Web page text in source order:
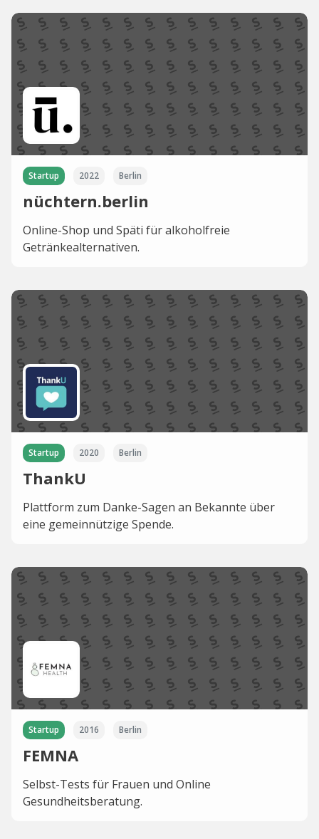
Startup 2022 Berlin
nüchtern.berlin
Online-Shop und Späti für alkoholfreie
Getränkealternativen.
Startup 2020 Berlin
ThankU
Plattform zum Danke-Sagen an Bekannte über
eine gemeinnützige Spende.
Startup 2016 Berlin
FEMNA
Selbst-Tests für Frauen und Online
Gesundheitsberatung.